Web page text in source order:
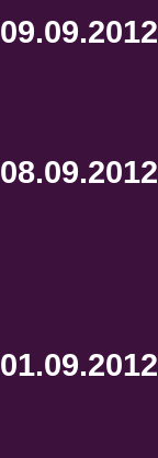
09.09.2012
08.09.2012
01.09.2012